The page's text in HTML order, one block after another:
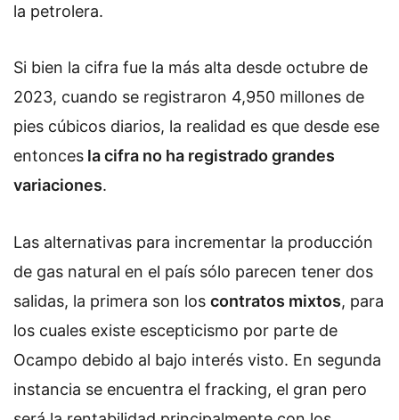
la petrolera.
Si bien la cifra fue la más alta desde octubre de
2023, cuando se registraron 4,950 millones de
pies cúbicos diarios, la realidad es que desde ese
entonces la cifra no ha registrado grandes
variaciones.
Las alternativas para incrementar la producción
de gas natural en el país sólo parecen tener dos
salidas, la primera son los contratos mixtos, para
los cuales existe escepticismo por parte de
Ocampo debido al bajo interés visto. En segunda
instancia se encuentra el fracking, el gran pero